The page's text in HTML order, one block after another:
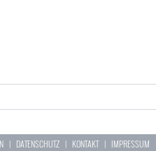
| DATENSCHUTZ | KONTAKT| IMPRESSUM